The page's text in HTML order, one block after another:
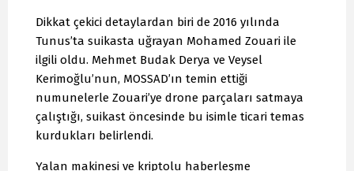
Dikkat çekici detaylardan biri de 2016 yılında
Tunus’ta suikasta uğrayan Mohamed Zouari ile
ilgili oldu. Mehmet Budak Derya ve Veysel
Kerimoğlu’nun, MOSSAD’ın temin ettiği
numunelerle Zouari’ye drone parçaları satmaya
çalıştığı, suikast öncesinde bu isimle ticari temas
kurdukları belirlendi.
Yalan makinesi ve kriptolu haberleşme